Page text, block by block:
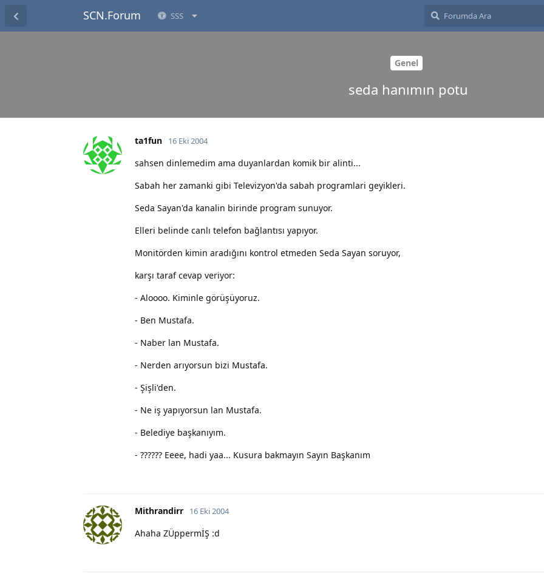
SCN.Forum SSS
Genel
seda hanımın potu
ta1fun 16 Eki 2004
sahsen dinlemedim ama duyanlardan komik bir alinti...
Sabah her zamanki gibi Televizyon'da sabah programlari geyikleri.
Seda Sayan'da kanalin birinde program sunuyor.
Elleri belinde canlı telefon bağlantısı yapıyor.
Monitörden kimin aradığını kontrol etmeden Seda Sayan soruyor,
karşı taraf cevap veriyor:
- Aloooo. Kiminle görüşüyoruz.
- Ben Mustafa.
- Naber lan Mustafa.
- Nerden arıyorsun bizi Mustafa.
- Şişli'den.
- Ne iş yapıyorsun lan Mustafa.
- Belediye başkanıyım.
- ?????? Eeee, hadi yaa... Kusura bakmayın Sayın Başkanım
Mithrandirr 16 Eki 2004
Ahaha ZÜppermİŞ :d